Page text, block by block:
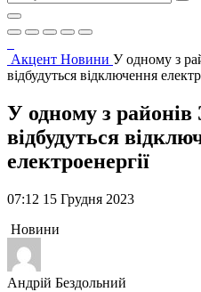
Акцент Новини У одному з
відбудуться відключення
У одному з
відбудуться
електроенергії
07:12 15 Грудня 2023
Новини
Андрій Бездольний